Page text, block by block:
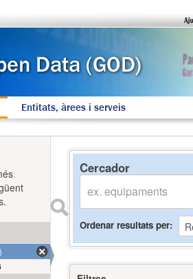
Entitats, àrees i serveis
Cercador
Ordenar resultats per